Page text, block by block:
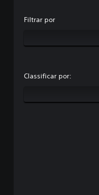
Filtrar por
Classificar por: